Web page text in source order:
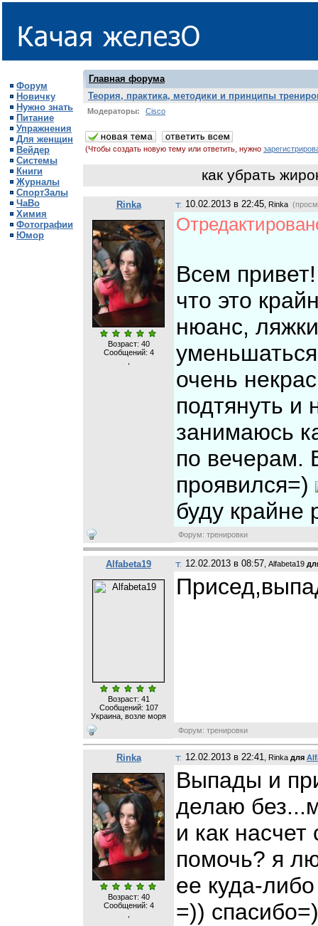
Форум
Новичку
Нужно знать
Питание
Упражнения
Для женщин
Вейдер
Системы
Книги
Журналы
СпортЗалы
ЧаВо
Химия
Фотографии
Юмор
Главная форума
Теория, практика, методики и принципы
Модераторы: Cisco
(Чтобы создать новую тему или ответить, нужно
как убрать
Rinka 10.02.2013 в 22:45 , Rinka
Возраст: 40
Сообщений: 4
Всем
что это
нюанс,
очень
подтянуть и
занимаюсь
по вечерам.
проявился=)
буду крайне
Форум: тренировки
Alfabeta19 12.02.2013 в 08:57 , Alfabeta19
Возраст: 41
Сообщений: 107
Украина, возле моря
Форум: тренировки
Rinka 12.02.2013 в 22:41 , Rinka для
Возраст: 40
Сообщений: 4
Выпады и
делаю
и как
помочь? я
ее куда-
=))